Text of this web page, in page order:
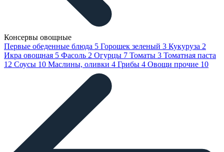
Консервы овощные
Первые обеденные блюда 5 Горошек зеленый 3 Кукуруза 2
Икра овощная 5 Фасоль 2 Огурцы 7 Томаты 3 Томатная паста
12 Соусы 10 Маслины, оливки 4 Грибы 4 Овощи прочие 10